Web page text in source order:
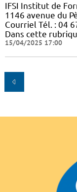
IFSI Institut de
1146 avenue du
Courriel Tél. : 04
Dans cette
15/04/2025 17:00